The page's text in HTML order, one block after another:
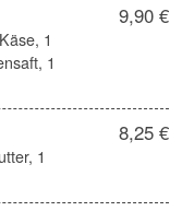
9,90 €
1
1
8,25 €
1